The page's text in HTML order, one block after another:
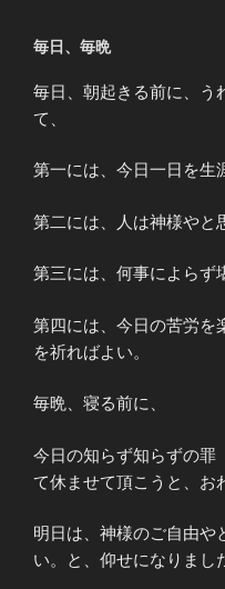
毎日、毎晩
毎日、朝起きる前に、う
て、
第一には、今日一日を生
第二には、人は神様やと
第三には、何事によらず
第四には、今日の苦労を
を祈ればよい。
毎晩、寝る前に、
今日の知らず知らずの罪
て休ませて頂こうと、お
明日は、神様のご自由や
い。と、仰せになりまし